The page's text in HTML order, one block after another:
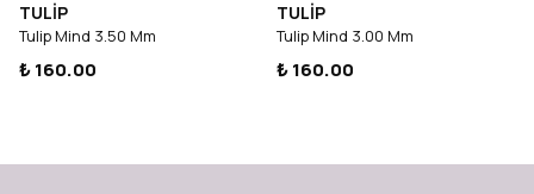
TULİP
Tulip Mind 3.50 Mm
₺ 160.00
TULİP
Tulip Mind 3.00 Mm
₺ 160.00